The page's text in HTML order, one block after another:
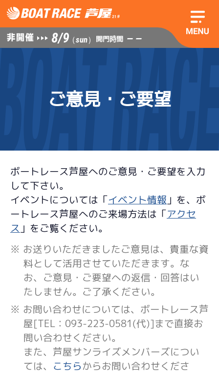
8/9（sun） 開門時間 — —
ご意見・ご要望
ボートレース芦屋へのご意見・ご要望を入力
して下さい。
イベントについては「イベント情報 」を、ボ
ートレース芦屋へのご来場方法は「アクセ
ス 」をご覧ください。
※ お送りいただきましたご意見は、貴重な資
料として活用させていただきます。な
お、ご意見・ご要望への返信・回答はい
たしません。ご了承ください。
※ お問い合わせについては、ボートレース芦
屋[TEL：093-223-0581(代)]まで直接お
問い合わせください。
また、芦屋サンライズメンバーズについ
ては、 こちらからお問い合わせくださ